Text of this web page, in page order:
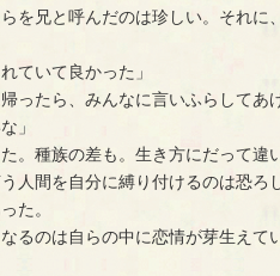
を兄と呼んだのは珍しい。それに
ていて良かった」
ったら、みんなに言いふらしてあ
」
。種族の差も。生き方にだって違
人間を自分に縛り付けるのは恐ろ
た。
るのは自らの中に恋情が芽生えて